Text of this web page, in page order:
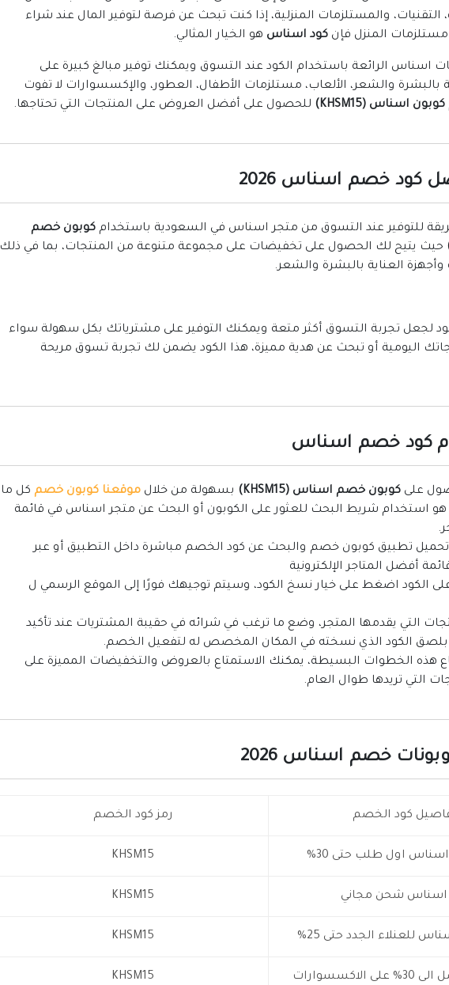
التقنيات، والمستلزمات المنزلية، إذا كنت تبحث عن فرصة لتوفير المال عند شراء
مستلزمات المنزل فإن كود اسناس هو الخيار المثالي.
الرائعة باستخدام الكود عند التسوق ويمكنك توفير مبالغ كبيرة على
بالبشرة والشعر، الألعاب، مستلزمات الأطفال، العطور، والإكسسوارات لا تفوت
كوبون اسناس (KHSM15) للحصول على أفضل العروض على المنتجات التي تحتاجها.
كود خصم اسناس 2026
للتوفير عند التسوق من متجر اسناس في السعودية باستخدام كوبون خصم
حيث يتيح لك الحصول على تخفيضات على مجموعة متنوعة من المنتجات، بما في ذلك
وأجهزة العناية بالبشرة والشعر.
لجعل تجربة التسوق أكثر متعة ويمكنك التوفير على مشترياتك بكل سهولة سواء
اليومية أو تبحث عن هدية مميزة، هذا الكود يضمن لك تجربة تسوق مريحة
كود خصم اسناس
على كوبون خصم اسناس (KHSM15) بسهولة من خلال موقعنا كوبون خصم كل ما
استخدام شريط البحث للعثور على الكوبون أو البحث عن متجر اسناس في قائمة
تطبيق كوبون خصم والبحث عن كود الخصم مباشرة داخل التطبيق أو عبر
أفضل المتاجر الإلكترونية
على الكود اضغط على خيار نسخ الكود، وسيتم توجيهك فورًا إلى الموقع الرسمي ل
التي يقدمها المتجر، وضع ما ترغب في شرائه في حقيبة المشتريات عند تأكيد
الكود الذي نسخته في المكان المخصص له لتفعيل الخصم.
هذه الخطوات البسيطة، يمكنك الاستمتاع بالعروض والتخفيضات المميزة على
التي تريدها طوال العام.
خصم اسناس 2026
كود الخصم رمز كود الخصم
اول طلب حتى 30% KHSM15
اسناس شحن مجاني KHSM15
للعنلاء الجدد حتى 25% KHSM15
KHSM15